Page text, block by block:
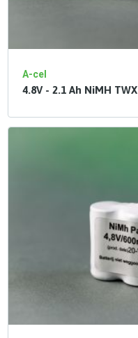
A-cel
4.8V - 2.1 Ah NiMH TWX